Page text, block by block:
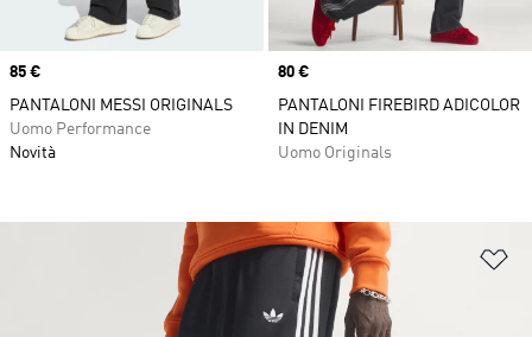
Price
85 €
PANTALONI MESSI ORIGINALS
Uomo Performance
Novità
Price
80 €
PANTALONI FIREBIRD ADICOLOR
IN DENIM
Uomo Originals